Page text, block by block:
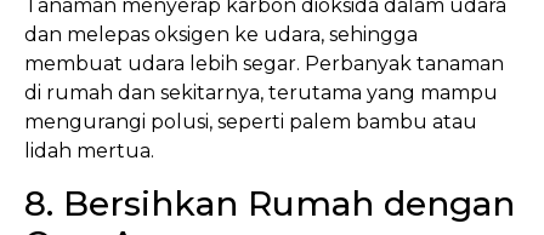
Tanaman menyerap karbon dioksida dalam udara
dan melepas oksigen ke udara, sehingga
membuat udara lebih segar. Perbanyak tanaman
di rumah dan sekitarnya, terutama yang mampu
mengurangi polusi, seperti palem bambu atau
lidah mertua.
8. Bersihkan Rumah dengan